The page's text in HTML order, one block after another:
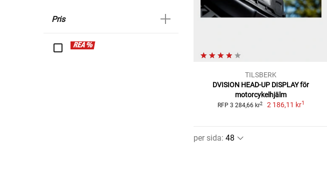
Pris
REA %
TILSBERK
DVISION HEAD-UP DISPLAY för
motorcykelhjälm
RFP 3 284,66 kr2 2 186,11 kr1
per sida: